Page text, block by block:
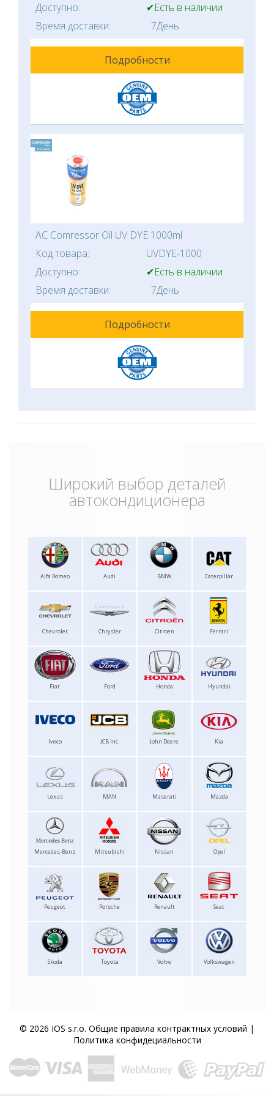
Доступно:
✔Есть в наличии
Время доставки:
7День
Подробности
AC Comressor Oil UV DYE 1000ml
Код товара:
UVDYE-1000
Доступно:
✔Есть в наличии
Время доставки:
7День
Подробности
Широкий выбор деталей
автокондиционера
Alfa Romeo Audi BMW Caterpillar
Chevrolet Chrysler Citroen Ferrari
Fiat Ford Honda Hyundai
Iveco JCB Inc. John Deere Kia
Lexus MAN Maserati Mazda
Mercedes-Benz Mitsubishi Nissan Opel
Peugeot Porsche Renault Seat
Skoda Toyota Volvo Volkswagen
© 2026 IOS s.r.o. Общие правила контрактных условий |
Политика конфидециальности